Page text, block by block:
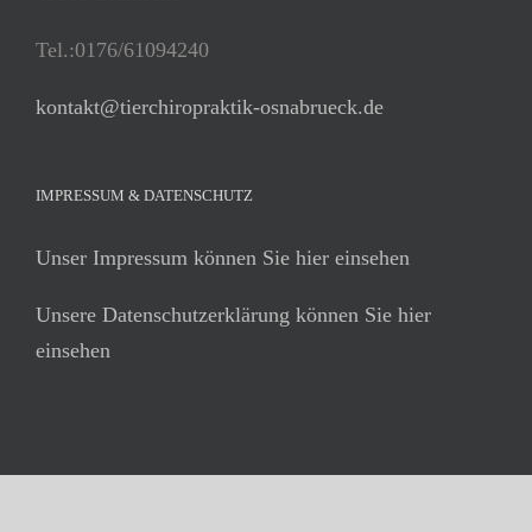
Tel.:0176/61094240
kontakt@tierchiropraktik-osnabrueck.de
IMPRESSUM & DATENSCHUTZ
Unser Impressum können Sie hier einsehen
Unsere Datenschutzerklärung können Sie hier
einsehen